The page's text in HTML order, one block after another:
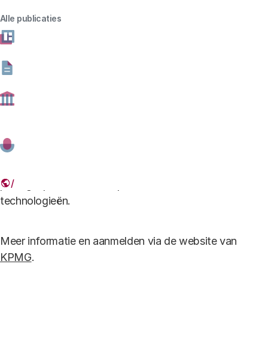
Alle publicaties
03 OKTOBER 2018
Link
panelgesprek over de impact van nieuwe
technologieën.
Meer informatie en aanmelden via de website van
KPMG.